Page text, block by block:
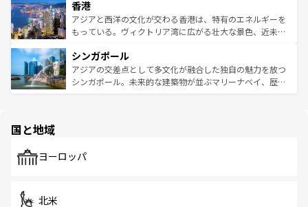
とつ。フォーやバインミー、ベトナムコーヒーなどは、ぜ
ひ現地で味わいたい。どの地域を訪れてもあたたかい人々
が旅行者を迎えてくれるので、きっと忘れられない旅にな
参照してほしい。
の活気が交差している。北部ではチェンマイなどの山岳地
帯で自然と触れ合い、南部ではプーケットやクラビの美し
いビーチでリゾート気分を楽しむことができる。タイ料理
激する。気候は一年中温暖で、どの季節にも異なる楽しみ
が待っている。親しみやすいタイの人々、仏教を中心とし
た文化、そして多様な観光資源が、訪れる旅人を魅了し続
香港
アジアと西洋の文化が交わる香港は、特有のエネルギーを
もっている。ヴィクトリア湾に広がる壮大な景色、近未来
み、どこを訪れても感動するはず。観光スポットが密集し
ており、効率よく見どころを回れるのも魅力。息をのむよ
うな絶景から文化的な体験まで、香港を存分に楽しみ尽く
シンガポール
アジアの交差点として多文化が融合した独自の魅力を放つ
シンガポール。未来的な建築物が並ぶマリーナベイ、歴史
で、ホーカーズは地元の風情を楽しめる外せないスポット
国と地域
ヨーロッパ
北米